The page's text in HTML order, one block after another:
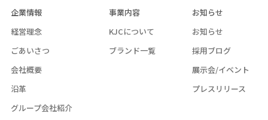
企業情報
経営理念
ごあいさつ
会社概要
沿革
グループ会社紹介
事業内容
KJCについて
ブランド一覧
お知らせ
お知らせ
採用ブログ
展示会/イベント
プレスリリース